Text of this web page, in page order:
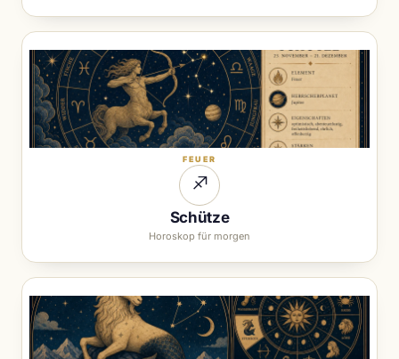
FEUER
♐︎
Schütze
Horoskop für morgen